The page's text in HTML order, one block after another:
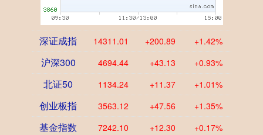
深证成指 14311.01 +200.89 +1.42%
沪深300 4694.44 +43.13 +0.93%
北证50 1134.24 +11.37 +1.01%
创业板指 3563.12 +47.56 +1.35%
基金指数 7242.10 +12.30 +0.17%